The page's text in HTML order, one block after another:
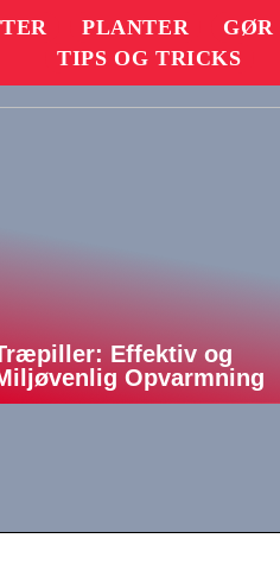
PLANTER GØR
TIPS OG TRICKS
Effektiv og
Opvarmning